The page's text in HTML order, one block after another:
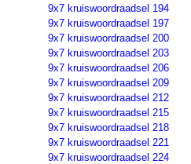
9x7 kruiswoordraadsel 194
9x7 kruiswoordraadsel 197
9x7 kruiswoordraadsel 200
9x7 kruiswoordraadsel 203
9x7 kruiswoordraadsel 206
9x7 kruiswoordraadsel 209
9x7 kruiswoordraadsel 212
9x7 kruiswoordraadsel 215
9x7 kruiswoordraadsel 218
9x7 kruiswoordraadsel 221
9x7 kruiswoordraadsel 224